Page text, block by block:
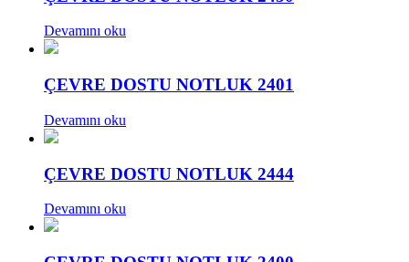
Devamını oku
ÇEVRE DOSTU NOTLUK 2401
Devamını oku
ÇEVRE DOSTU NOTLUK 2444
Devamını oku